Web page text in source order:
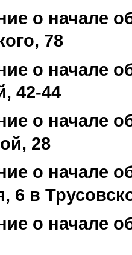
о начале
78
о начале
42-44
о начале
28
о начале
6 в
о начале